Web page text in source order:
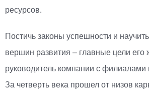
ресурсов.
Постичь законы успешности и
вершин развития – главные цели
руководитель компании с филиалами
За четверть века прошел от низов